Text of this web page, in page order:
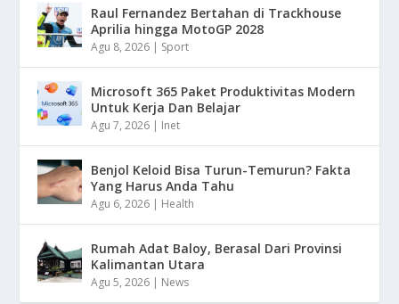
Raul Fernandez Bertahan di Trackhouse
Aprilia hingga MotoGP 2028
Agu 8, 2026 | Sport
Microsoft 365 Paket Produktivitas Modern
Untuk Kerja Dan Belajar
Agu 7, 2026 | Inet
Benjol Keloid Bisa Turun-Temurun? Fakta
Yang Harus Anda Tahu
Agu 6, 2026 | Health
Rumah Adat Baloy, Berasal Dari Provinsi
Kalimantan Utara
Agu 5, 2026 | News